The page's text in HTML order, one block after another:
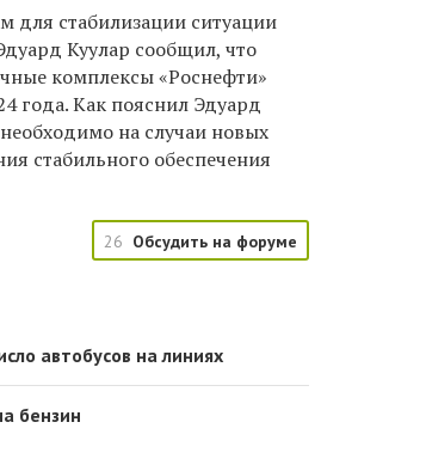
стабилизации ситуации
Куулар сообщил, что
комплексы «Роснефти»
года. Как пояснил Эдуард
на случаи новых
стабильного обеспечения
26 Обсудить на форуме
автобусов на линиях
бензин